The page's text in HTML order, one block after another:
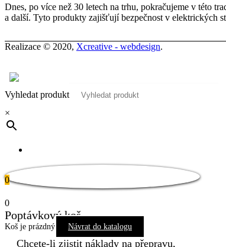
Dnes, po více než 30 letech na trhu, pokračujeme v této
a další. Tyto produkty zajišťují bezpečnost v elektrických
Realizace © 2020, Xcreative - webdesign.
Vyhledat produkt
×
0
0
Poptávkový koš
Koš je prázdný Návrat do katalogu
Chcete-li zjistit náklady na přepravu,